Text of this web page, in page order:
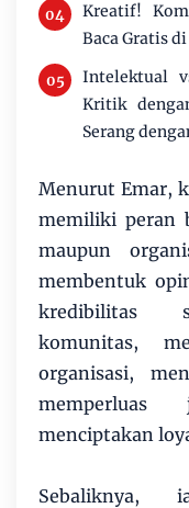
Kreatif!
Baca Gratis
Intelektual
Kritik
Serang
Menurut Emar,
memiliki peran
maupun
membentuk
kredibilitas
komunitas,
organisasi,
menciptakan
Sebaliknya,